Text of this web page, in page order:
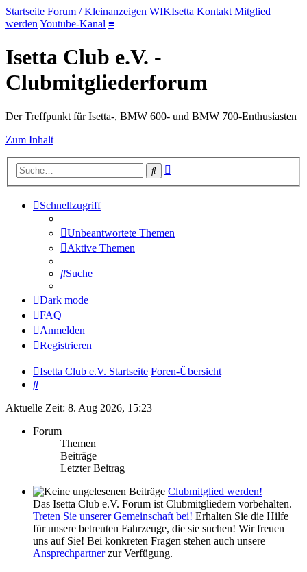
Startseite Forum / Kleinanzeigen WIKIsetta Kontakt Mitglied
werden Youtube-Kanal ≡
Isetta Club e.V. -
Clubmitgliederforum
Der Treffpunkt für Isetta-, BMW 600- und BMW 700-Enthusiasten
Zum Inhalt
Suche
Schnellzugriff
Unbeantwortete Themen
Aktive Themen
Suche
Dark mode
FAQ
Anmelden
Registrieren
Isetta Club e.V. Startseite Foren-Übersicht
Suche
Aktuelle Zeit: 8. Aug 2026, 15:23
Forum
Themen
Beiträge
Letzter Beitrag
Clubmitglied werden!
Das Isetta Club e.V. Forum ist Clubmitgliedern vorbehalten.
Treten Sie unserer Gemeinschaft bei! Erhalten Sie die Hilfe
für unsere betreuten Fahrzeuge, die sie suchen! Wir freuen
uns auf Sie! Bei konkreten Fragen stehen auch unsere
Ansprechpartnerzur Verfügung.